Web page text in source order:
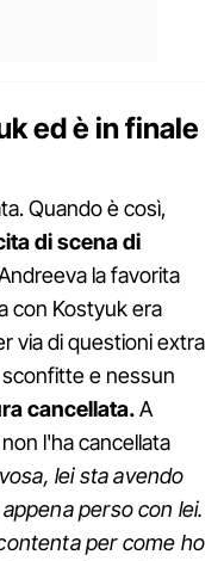
ed è in finale
Quando è così,
di scena di
la favorita
con Kostyuk era
via di questioni extra
e nessun
cancellata.A
l'ha cancellata
lei sta avendo
perso con lei.
per come ho